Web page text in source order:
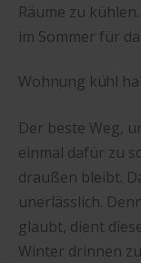
Räume zu
im Sommer für
Wohnung kühl
Der beste Weg,
einmal dafür zu
draußen bleibt.
unerlässlich.
glaubt, dient
Winter drinnen